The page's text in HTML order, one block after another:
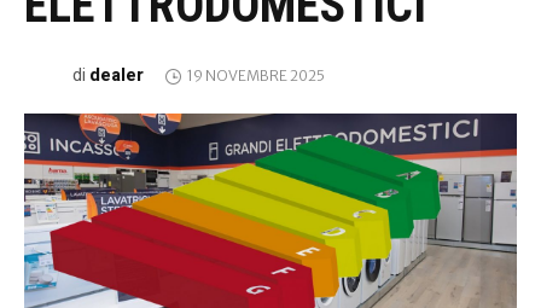
di dealer 19 NOVEMBRE 2025